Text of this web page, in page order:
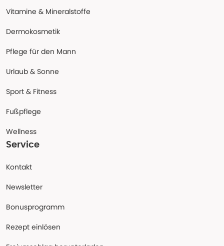
Vitamine & Mineralstoffe
Dermokosmetik
Pflege für den Mann
Urlaub & Sonne
Sport & Fitness
Fußpflege
Wellness
Service
Kontakt
Newsletter
Bonusprogramm
Rezept einlösen